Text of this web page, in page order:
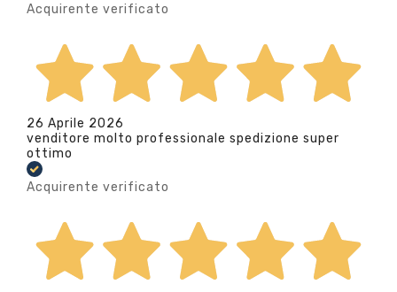
Acquirente verificato
26 Aprile 2026
venditore molto professionale spedizione super
ottimo
Acquirente verificato